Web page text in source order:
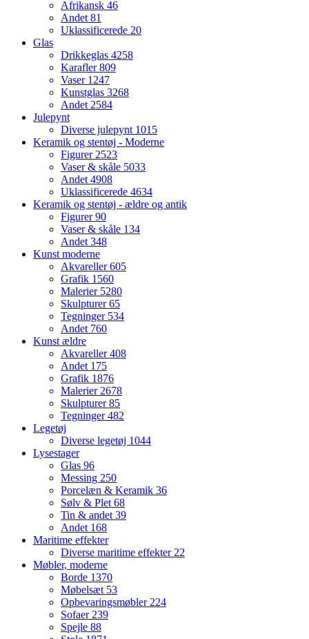
Afrikansk 46
Andet 81
Uklassificerede 20
Glas
Drikkeglas 4258
Karafler809
Vaser 1247
Kunstglas 3268
Andet 2584
Julepynt
Diverse julepynt 1015
Keramik og stentøj - Moderne
Figurer 2523
Vaser & skåle 5033
Andet 4908
Uklassificerede 4634
Keramik og stentøj - ældre og antik
Figurer90
Vaser & skåle 134
Andet 348
Kunst moderne
Akvareller605
Grafik 1560
Malerier 5280
Skulpturer65
Tegninger 534
Andet 760
Kunst ældre
Akvareller408
Andet 175
Grafik 1876
Malerier 2678
Skulpturer85
Tegninger482
Legetøj
Diverse legetøj 1044
Lysestager
Glas 96
Messing 250
Porcelæn & Keramik 36
Sølv & Plet 68
Tin & andet 39
Andet 168
Maritime effekter
Diverse maritime effekter 22
Møbler, moderne
Borde 1370
Møbelsæt 53
Opbevaringsmøbler 224
Sofaer 239
Spejle 88